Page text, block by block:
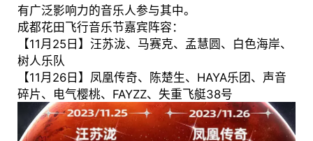
有广泛影响力的音乐人参与其中。
成都花田飞行音乐节嘉宾阵容：
【11月25日】汪苏泷、马赛克、孟慧圆、白色海岸、
树人乐队
【11月26日】凤凰传奇、陈楚生、HAYA乐团、声音
碎片、电气樱桃、FAYZZ、失重飞艇38号